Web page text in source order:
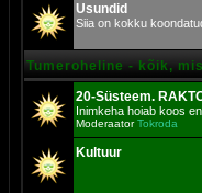
Usundid
Siia on kokku
Tumeroheline - kõik,
20-Süsteem.
Inimkeha hoiab koos
ModeraatorTokroda
Kultuur